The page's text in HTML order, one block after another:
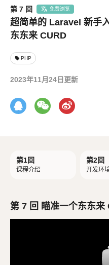
第 7 回 免费浏览
超简单的 Laravel 新手
东东来 CURD
local_offer PHP
2023年11月24日更新
第1回
课程介绍
第2回
开发环
第 7 回 瞄准一个东东来